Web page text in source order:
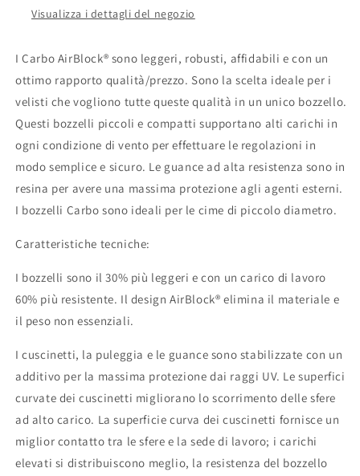
Visualizza i dettagli del negozio
I Carbo AirBlock® sono leggeri, robusti, affidabili e con un
ottimo rapporto qualità/prezzo. Sono la scelta ideale per i
velisti che vogliono tutte queste qualità in un unico bozzello.
Questi bozzelli piccoli e compatti supportano alti carichi in
ogni condizione di vento per effettuare le regolazioni in
modo semplice e sicuro. Le guance ad alta resistenza sono in
resina per avere una massima protezione agli agenti esterni.
I bozzelli Carbo sono ideali per le cime di piccolo diametro.
Caratteristiche tecniche:
I bozzelli sono il 30% più leggeri e con un carico di lavoro
60% più resistente. Il design AirBlock® elimina il materiale e
il peso non essenziali.
I cuscinetti, la puleggia e le guance sono stabilizzate con un
additivo per la massima protezione dai raggi UV. Le superfici
curvate dei cuscinetti migliorano lo scorrimento delle sfere
ad alto carico. La superficie curva dei cuscinetti fornisce un
miglior contatto tra le sfere e la sede di lavoro; i carichi
elevati si distribuiscono meglio, la resistenza del bozzello